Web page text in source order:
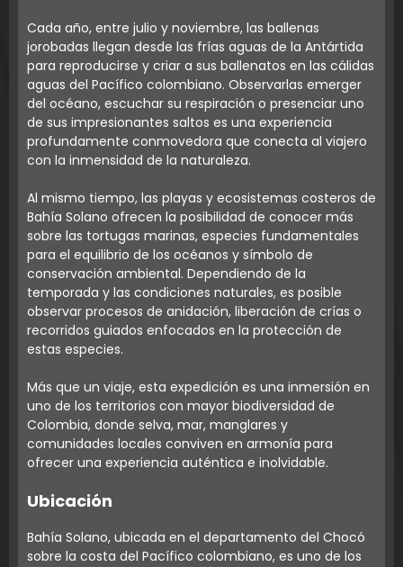
Cada año, entre julio y noviembre, las ballenas
jorobadas llegan desde las frías aguas de la Antártida
para reproducirse y criar a sus ballenatos en las cálidas
aguas del Pacífico colombiano. Observarlas emerger
del océano, escuchar su respiración o presenciar uno
de sus impresionantes saltos es una experiencia
profundamente conmovedora que conecta al viajero
con la inmensidad de la naturaleza.
Al mismo tiempo, las playas y ecosistemas costeros de
Bahía Solano ofrecen la posibilidad de conocer más
sobre las tortugas marinas, especies fundamentales
para el equilibrio de los océanos y símbolo de
conservación ambiental. Dependiendo de la
temporada y las condiciones naturales, es posible
observar procesos de anidación, liberación de crías o
recorridos guiados enfocados en la protección de
estas especies.
Más que un viaje, esta expedición es una inmersión en
uno de los territorios con mayor biodiversidad de
Colombia, donde selva, mar, manglares y
comunidades locales conviven en armonía para
ofrecer una experiencia auténtica e inolvidable.
Ubicación
Bahía Solano, ubicada en el departamento del Chocó
sobre la costa del Pacífico colombiano, es uno de los